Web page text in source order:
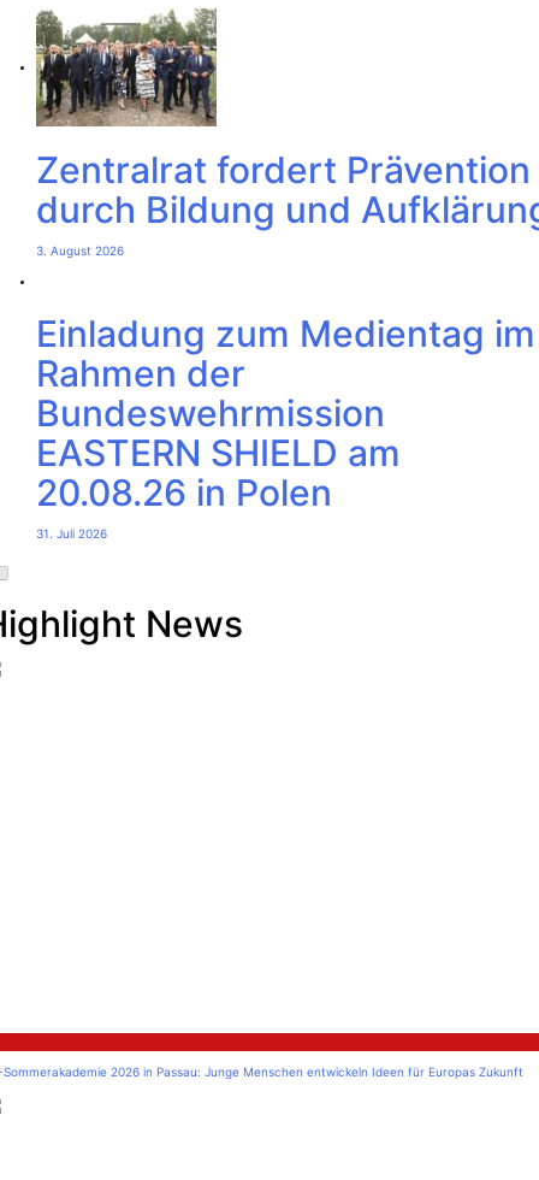
Zentralrat fordert Prävention
durch Bildung und
3. August 2026
Einladung zum Medientag im
Rahmen der
Bundeswehrmission
EASTERN SHIELD am
20.08.26 in Polen
31. Juli 2026
News
Sommerakademie 2026 in Passau: Junge Menschen entwickeln Ideen für Europas Zukunft